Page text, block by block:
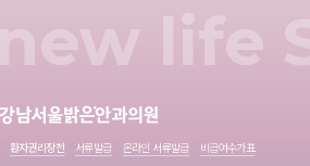
life
환자권리장전 서류발급 온라인 서류발급 비급여수가표